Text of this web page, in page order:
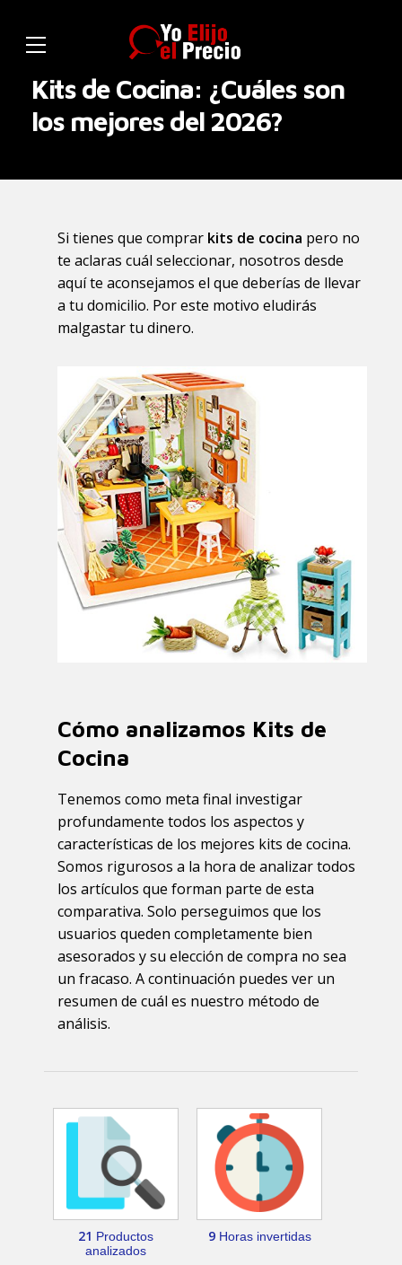
Kits de Cocina: ¿Cuáles son
los mejores del 2026?
Si tienes que comprar kits de cocina pero no
te aclaras cuál seleccionar, nosotros desde
aquí te aconsejamos el que deberías de llevar
a tu domicilio. Por este motivo eludirás
malgastar tu dinero.
Cómo analizamos Kits de
Cocina
Tenemos como meta final investigar
profundamente todos los aspectos y
características de los mejores kits de cocina.
Somos rigurosos a la hora de analizar todos
los artículos que forman parte de esta
comparativa. Solo perseguimos que los
usuarios queden completamente bien
asesorados y su elección de compra no sea
un fracaso. A continuación puedes ver un
resumen de cuál es nuestro método de
análisis.
21 Productos
analizados
9Horas invertidas